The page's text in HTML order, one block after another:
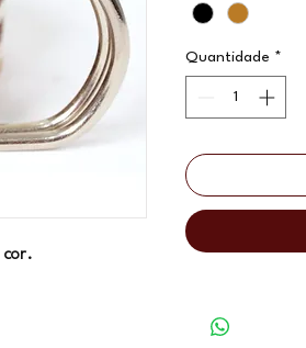
cor.
Quantidade *